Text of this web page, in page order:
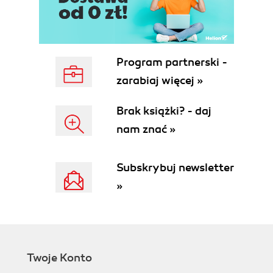
sortowanie danych w tabelach (73)
informacje dodatkowe (75)
wewnętrzne łącza tekstowe (78)
zewnętrzne łącza tekstowe (80)
dodawanie łącza e-mail (81)
łącze pod obrazkiem (84)
tworzenie mapy graficznej (85)
6. korzystanie z arkuszy stylów (95)
tworzenie stylu klasy (107)
Program partnerski -
zarabiaj więcej »
Brak książki? - daj
nam znać »
Subskrybuj newsletter
»
Twoje Konto